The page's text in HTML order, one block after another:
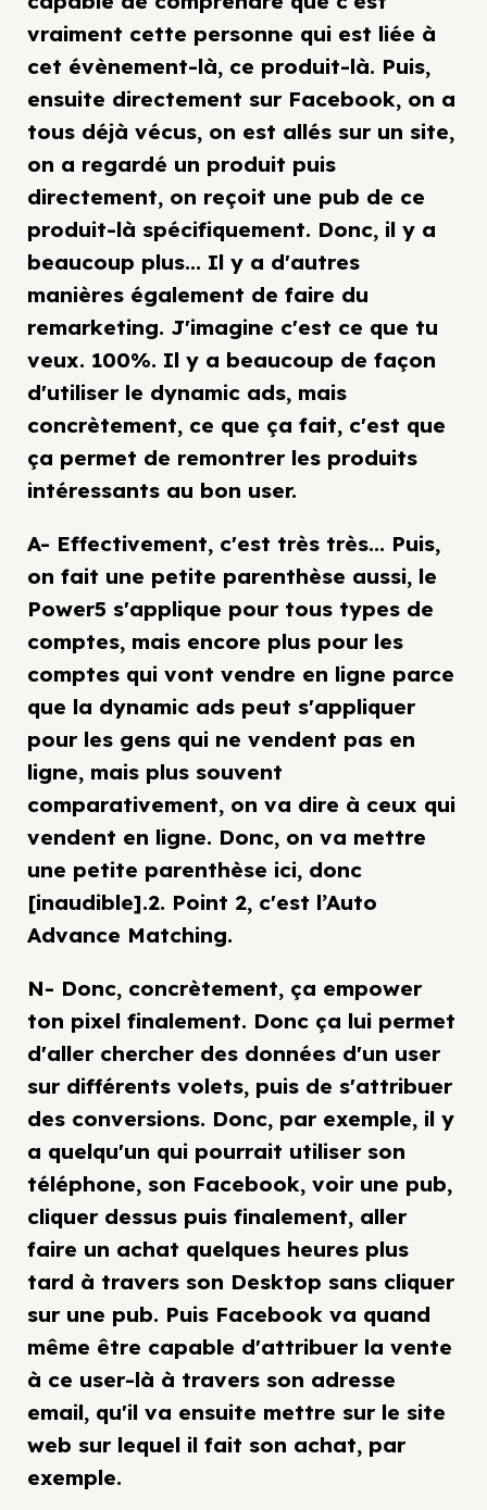
vraiment cette personne qui est liée à
cet évènement-là, ce produit-là. Puis,
ensuite directement sur Facebook, on a
tous déjà vécus, on est allés sur un site,
on a regardé un produit puis
directement, on reçoit une pub de ce
produit-là spécifiquement. Donc, il y a
beaucoup plus... Il y a d'autres
manières également de faire du
remarketing. J'imagine c'est ce que tu
veux. 100%. Il y a beaucoup de façon
d'utiliser le dynamic ads, mais
concrètement, ce que ça fait, c'est que
ça permet de remontrer les produits
intéressants au bon user.
A- Effectivement, c'est très très... Puis,
on fait une petite parenthèse aussi, le
Power5 s'applique pour tous types de
comptes, mais encore plus pour les
comptes qui vont vendre en ligne parce
que la dynamic ads peut s'appliquer
pour les gens qui ne vendent pas en
ligne, mais plus souvent
comparativement, on va dire à ceux qui
vendent en ligne. Donc, on va mettre
une petite parenthèse ici, donc
[inaudible].2. Point 2, c'est l’Auto
Advance Matching.
N- Donc, concrètement, ça empower
ton pixel finalement. Donc ça lui permet
d'aller chercher des données d'un user
sur différents volets, puis de s'attribuer
des conversions. Donc, par exemple, il y
a quelqu'un qui pourrait utiliser son
téléphone, son Facebook, voir une pub,
cliquer dessus puis finalement, aller
faire un achat quelques heures plus
tard à travers son Desktop sans cliquer
sur une pub. Puis Facebook va quand
même être capable d'attribuer la vente
à ce user-là à travers son adresse
email, qu'il va ensuite mettre sur le site
web sur lequel il fait son achat, par
exemple.